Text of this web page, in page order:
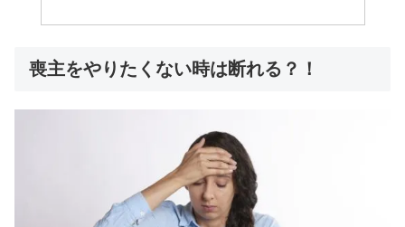
喪主をやりたくない時は断れる？！